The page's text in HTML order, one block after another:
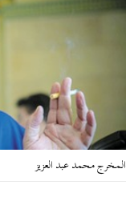
المخرج محمد عبد العزيز